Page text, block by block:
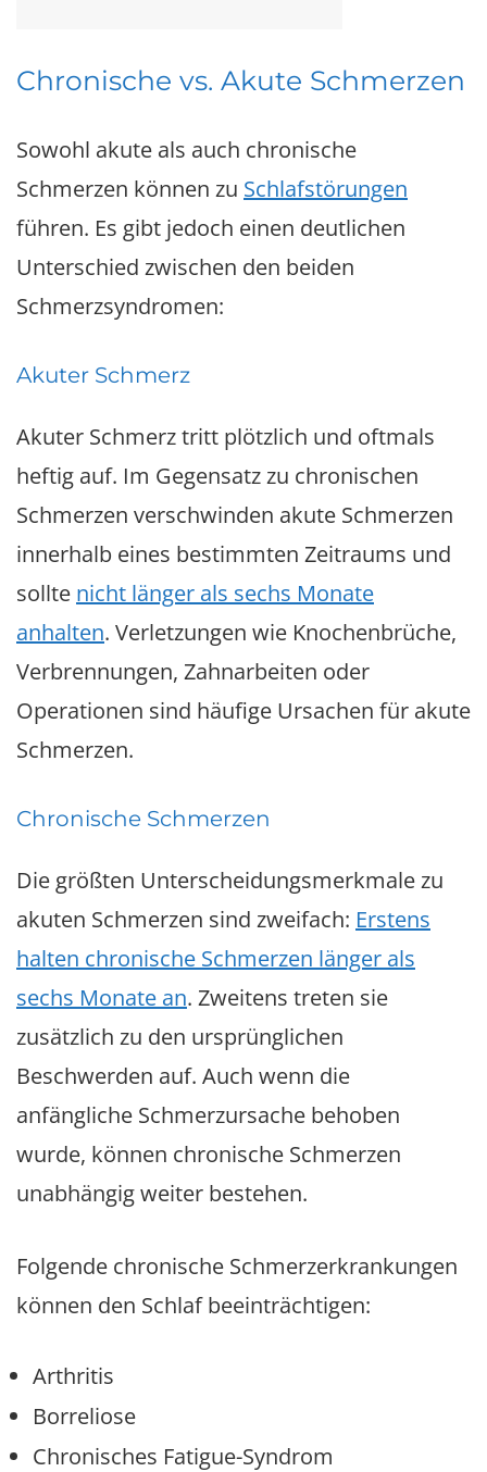
Chronische vs. Akute Schmerzen
Sowohl akute als auch chronische
Schmerzen können zu Schlafstörungen
führen. Es gibt jedoch einen deutlichen
Unterschied zwischen den beiden
Schmerzsyndromen:
Akuter Schmerz
Akuter Schmerz tritt plötzlich und oftmals
heftig auf. Im Gegensatz zu chronischen
Schmerzen verschwinden akute Schmerzen
innerhalb eines bestimmten Zeitraums und
sollte nicht länger als sechs Monate
anhalten. Verletzungen wie Knochenbrüche,
Verbrennungen, Zahnarbeiten oder
Operationen sind häufige Ursachen für akute
Schmerzen.
Chronische Schmerzen
Die größten Unterscheidungsmerkmale zu
akuten Schmerzen sind zweifach: Erstens
halten chronische Schmerzen länger als
sechs Monate an. Zweitens treten sie
zusätzlich zu den ursprünglichen
Beschwerden auf. Auch wenn die
anfängliche Schmerzursache behoben
wurde, können chronische Schmerzen
unabhängig weiter bestehen.
Folgende chronische Schmerzerkrankungen
können den Schlaf beeinträchtigen:
Arthritis
Borreliose
Chronisches Fatigue-Syndrom